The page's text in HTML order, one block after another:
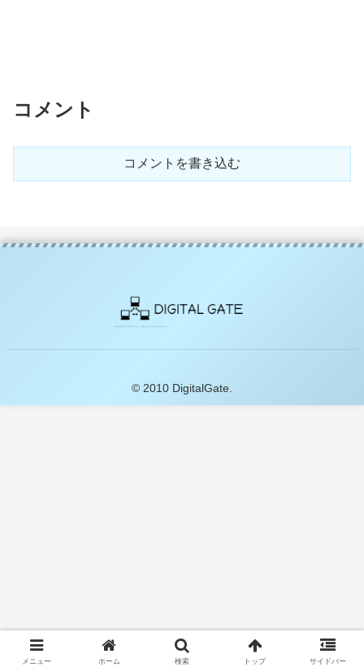
コメント
コメントを書き込む
© 2010 DigitalGate.
メニュー ホーム 検索 トップ サイドバー